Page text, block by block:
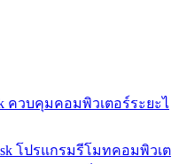
ควบคุมคอมพิวเตอร์ระยะไ
โปรแกรมรีโมทคอมพิวเต